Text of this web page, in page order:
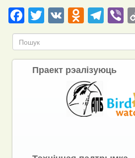
Facebook
Twitter
VK
Праект рэалізуюць